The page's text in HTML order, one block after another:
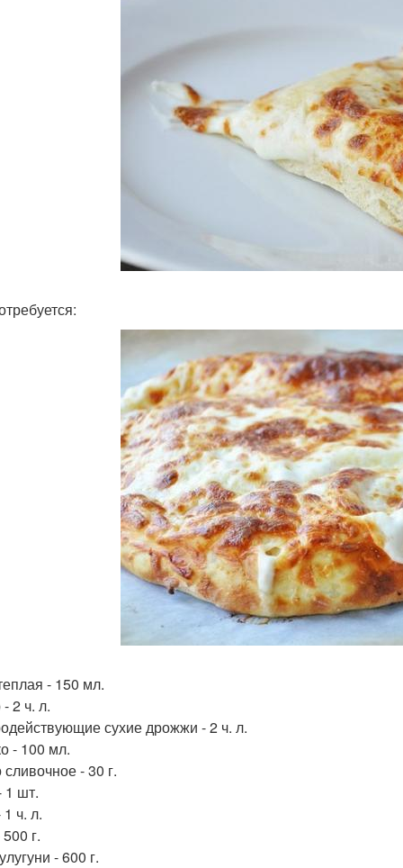
- 150 мл.
2 ч. л.
сухие дрожжи - 2 ч. л.
- 100 мл.
- 30 г.
1 шт.
ч. л.
г.
- 600 г.